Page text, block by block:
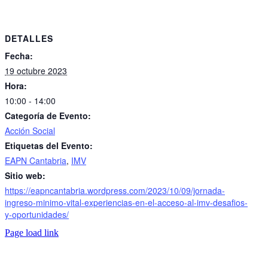
DETALLES
Fecha:
19 octubre 2023
Hora:
10:00 - 14:00
Categoría de Evento:
Acción Social
Etiquetas del Evento:
EAPN Cantabria, IMV
Sitio web:
https://eapncantabria.wordpress.com/2023/10/09/jornada-
ingreso-minimo-vital-experiencias-en-el-acceso-al-imv-desafios-
y-oportunidades/
Page load link